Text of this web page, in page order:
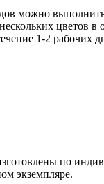
можно
цветов в
1-2 рабочих
по
экземпляре.